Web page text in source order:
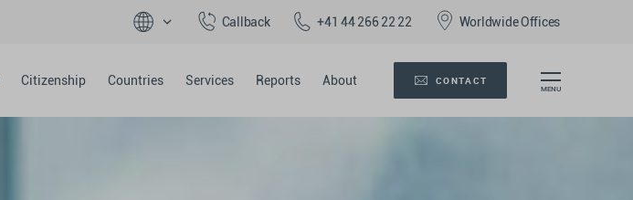
Callback +41 44 266 22 22 Worldwide Offices
Citizenship Countries Services Reports About CONTACT